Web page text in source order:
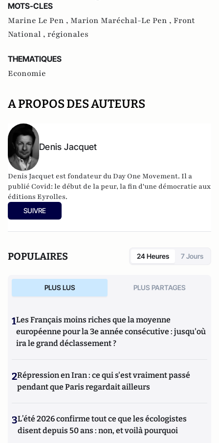
MOTS-CLES
Marine Le Pen , Marion Maréchal-Le Pen , Front
National , régionales
THEMATIQUES
Economie
A PROPOS DES AUTEURS
Denis Jacquet
Denis Jacquet est fondateur du Day One Movement. Il a
publié Covid: le début de la peur, la fin d'une démocratie aux
éditions Eyrolles.
SUIVRE
POPULAIRES 24 Heures 7 Jours
PLUS LUS PLUS PARTAGES
1Les Français moins riches que la moyenne
européenne pour la 3e année consécutive : jusqu'où
ira le grand déclassement ?
2Répression en Iran : ce qui s'est vraiment passé
pendant que Paris regardait ailleurs
3L’été 2026 confirme tout ce que les écologistes
disent depuis 50 ans : non, et voilà pourquoi